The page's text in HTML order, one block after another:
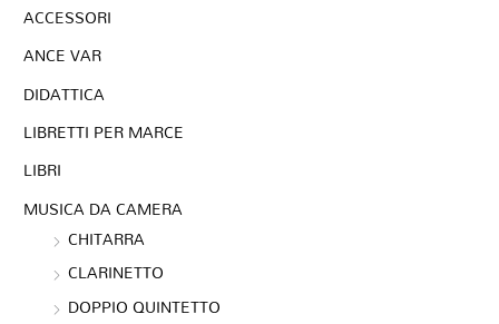
ACCESSORI
ANCE VAR
DIDATTICA
LIBRETTI PER MARCE
LIBRI
MUSICA DA CAMERA
CHITARRA
CLARINETTO
DOPPIO QUINTETTO